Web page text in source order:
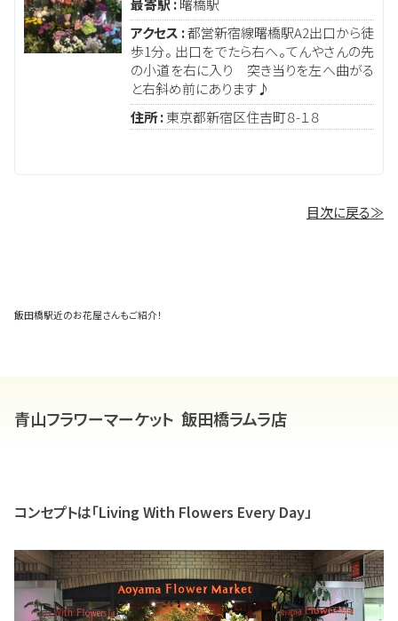
最寄駅 : 曙橋駅
アクセス :都営新宿線曙橋駅A2出口から徒
歩1分。 出口をでたら右へ。てんやさんの先
の小道を右に入り 突き当りを左へ曲がる
と右斜め前にあります♪
住所 :東京都新宿区住吉町８-１８
目次に戻る≫
飯田橋駅近のお花屋さんもご紹介！
青山フラワーマーケット 飯田橋ラムラ店
コンセプトは「Living With Flowers Every Day」